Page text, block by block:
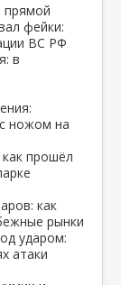
прямой
фейки:
ВС РФ
в
ножом на
прошёл
как
рынки
ударом:
атаки